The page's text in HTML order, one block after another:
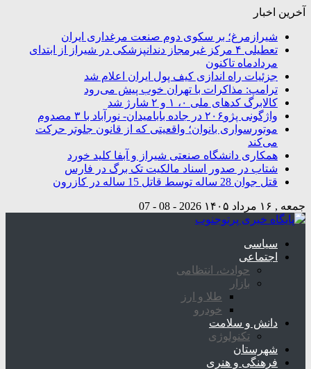
آخرین اخبار
شیرازمرغ؛ بر سکوی دوم صنعت مرغداری ایران
تعطیلی ۴ مرکز غیرمجاز دندانپزشکی در شیراز از ابتدای
مردادماه تاکنون
جزئیات راه اندازی کیف پول ایران اعلام شد
ترامپ: مذاکرات با تهران خوب پیش می‌رود
کالابرگ کدهای ملی ۰، ۱ و ۲ شارژ شد
واژگونی پژو۲۰۶ در جاده بابامیدان- نورآباد با ۳ مصدوم
موتورسواری بانوان؛ واقعیتی که از قانون جلوتر حرکت
می‌کند
همکاری دانشگاه صنعتی شیراز و آبفا کلید خورد
شتاب در صدور اسناد مالکیت تک برگ در فارس
قتل جوان 28 ساله توسط قاتل 15 ساله در کازرون
جمعه , ۱۶ مرداد ۱۴۰۵ 2026 - 08 - 07
سیاسی
اجتماعی
حوادث، انتظامی
بازار
طلا و ارز
خودرو
دانش و سلامت
تکنولوژی
شهرستان
فرهنگی و هنری